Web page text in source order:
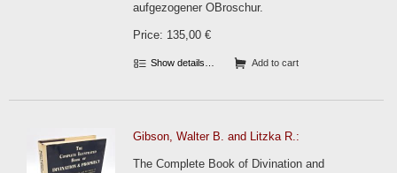
aufgezogener OBroschur.
Price: 135,00 €
Show details… Add to cart
Gibson, Walter B. and Litzka R.:
The Complete Book of Divination and